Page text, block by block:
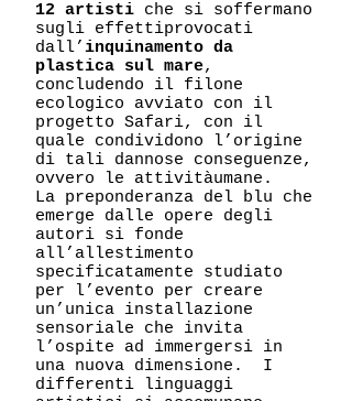
12 artisti che si soffermano
sugli effettiprovocati
dall’inquinamento da
plastica sul mare,
concludendo il filone
ecologico avviato con il
progetto Safari, con il
quale condividono l’origine
di tali dannose conseguenze,
ovvero le attivitàumane.
La preponderanza del blu che
emerge dalle opere degli
autori si fonde
all’allestimento
specificatamente studiato
per l’evento per creare
un’unica installazione
sensoriale che invita
l’ospite ad immergersi in
una nuova dimensione. I
differenti linguaggi